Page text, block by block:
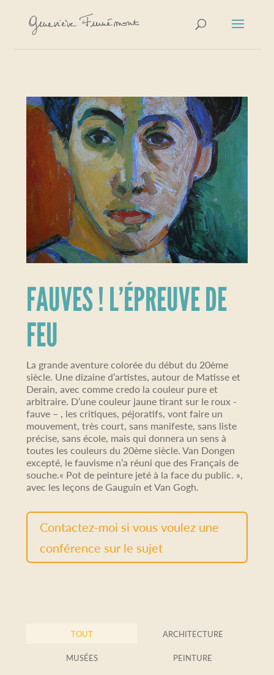
FAUVES ! L’ÉPREUVE DE
FEU
La grande aventure colorée du début du 20ème
siècle. Une dizaine d’artistes, autour de Matisse et
Derain, avec comme credo la couleur pure et
arbitraire. D’une couleur jaune tirant sur le roux -
fauve – , les critiques, péjoratifs, vont faire un
mouvement, très court, sans manifeste, sans liste
précise, sans école, mais qui donnera un sens à
toutes les couleurs du 20ème siècle. Van Dongen
excepté, le fauvisme n’a réuni que des Français de
souche.« Pot de peinture jeté à la face du public. »,
avec les leçons de Gauguin et Van Gogh.
Contactez-moi si vous voulez une
conférence sur le sujet
TOUT ARCHITECTURE
MUSÉES PEINTURE